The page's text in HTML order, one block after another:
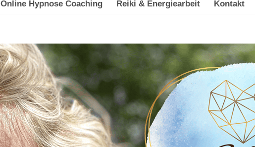
Online Hypnose Coaching Reiki & Energiearbeit Kontakt